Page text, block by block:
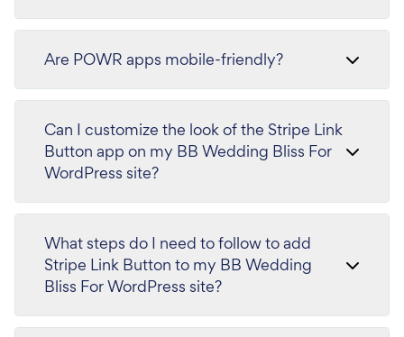
Are POWR apps mobile-friendly?
Can I customize the look of the Stripe Link
Button app on my BB Wedding Bliss For
WordPress site?
What steps do I need to follow to add
Stripe Link Button to my BB Wedding
Bliss For WordPress site?